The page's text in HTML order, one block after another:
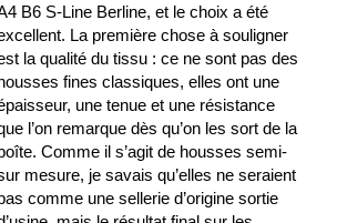
B6 S-Line Berline, et le choix a été
La première chose à souligner
la qualité du tissu : ce ne sont pas des
fines classiques, elles ont une
une tenue et une résistance
l’on remarque dès qu’on les sort de la
Comme il s’agit de housses semi-
mesure, je savais qu’elles ne seraient
comme une sellerie d’origine sortie